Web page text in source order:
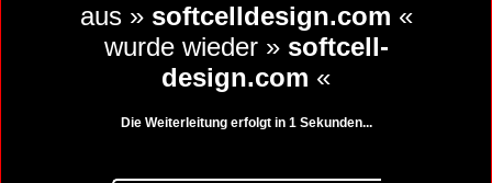
aus » softcelldesign.com «
wurde wieder » softcell-
design.com «
Die Weiterleitung erfolgt in 1Sekunden...